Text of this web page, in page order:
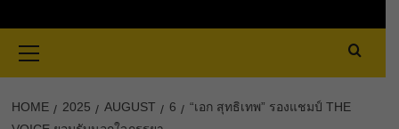
Menu
HOME 2025 AUGUST 6
“เอก สุทธิเทพ” รองแชมป์ THE